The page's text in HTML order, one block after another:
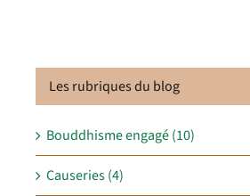
Les rubriques du blog
Bouddhisme engagé (10)
Causeries (4)